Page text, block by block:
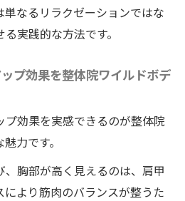
なるリラクゼーションではな
実践的な方法です。
プ効果を整体院ワイルドボデ
効果を実感できるのが整体院
力です。
胸部が高く見えるのは、肩甲
より筋肉のバランスが整うた